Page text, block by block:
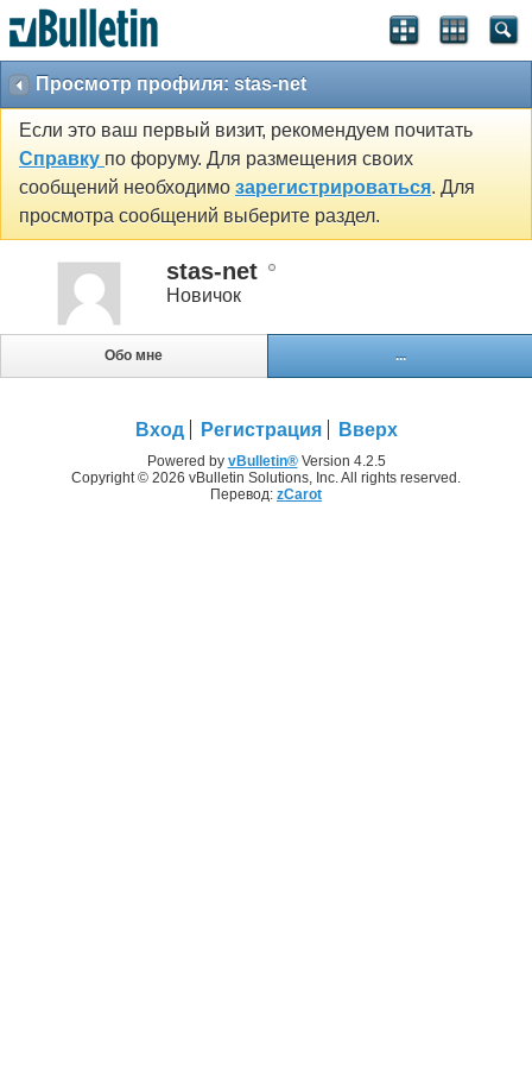
Просмотр профиля: stas-net
Если это ваш первый визит, рекомендуем почитать
Справку по форуму. Для размещения своих
сообщений необходимо зарегистрироваться. Для
просмотра сообщений выберите раздел.
stas-net
Новичок
Обо мне ...
Вход Регистрация Вверх
Powered by vBulletin®Version 4.2.5
Copyright © 2026 vBulletin Solutions, Inc. All rights reserved.
Перевод: zCarot